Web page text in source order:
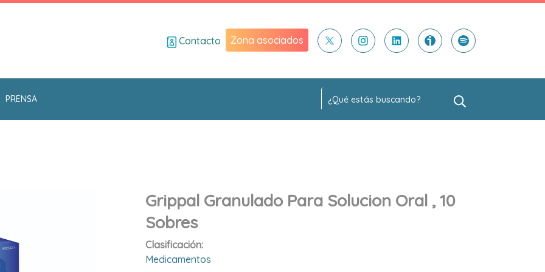
Contacto Zona asociados
PRENSA
Grippal Granulado Para Solucion Oral , 10
Sobres
Clasificación:
Medicamentos